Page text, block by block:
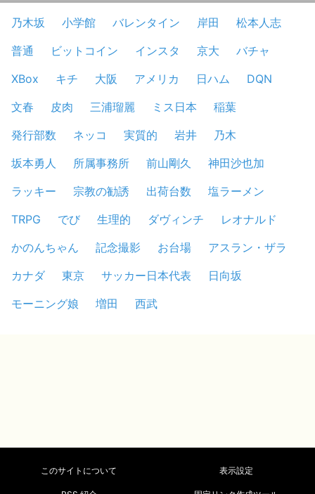
乃木坂 小学館 バレンタイン 岸田
松本人志
普通
ビットコイン インスタ 京大
バチャ
XBox
キチ 大阪 アメリカ 日ハム
DQN
文春
皮肉 三浦瑠麗 ミス日本
稲葉
発行部数
ネッコ 実質的 岩井
乃木
坂本勇人
所属事務所 前山剛久
神田沙也加
ラッキー
宗教の勧誘 出荷台数
塩ラーメン
TRPG
でび 生理的 ダヴィンチ
レオナルド
かのんちゃん
記念撮影 お台場
アスラン・ザラ
カナダ
東京 サッカー日本代表
日向坂
モーニング娘
増田 西武
このサイトについて 表示設定